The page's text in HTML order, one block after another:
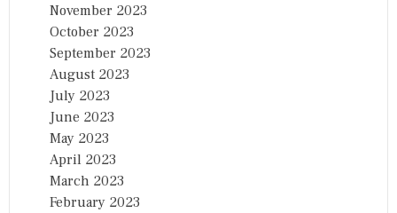
November 2023
October 2023
September 2023
August 2023
July 2023
June 2023
May 2023
April 2023
March 2023
February 2023